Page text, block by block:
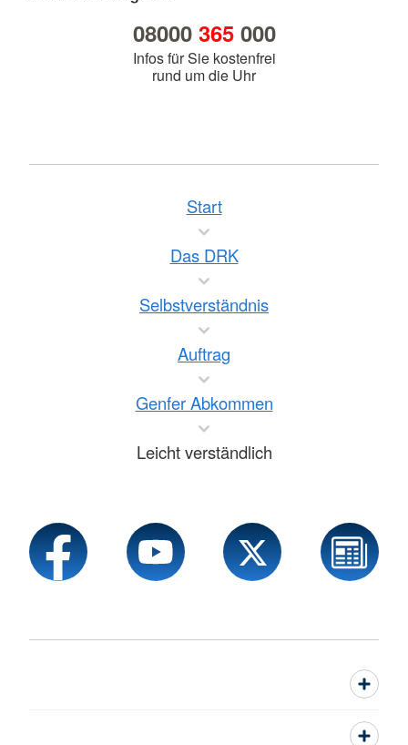
08000 365000
Infos für Sie kostenfrei
rund um die Uhr
Start
Das DRK
Selbstverständnis
Auftrag
Genfer Abkommen
Leicht verständlich